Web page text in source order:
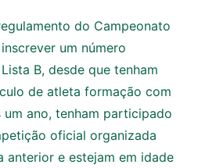
do Campeonato
um número
B, desde que tenham
de atleta formação com
ano, tenham participado
oficial organizada
anterior e estejam em idade